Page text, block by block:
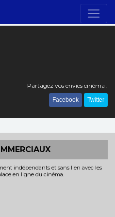
Partagez vos envies cinéma :
Facebook Twitter
indépendants et sans lien avec les
en ligne du cinéma.